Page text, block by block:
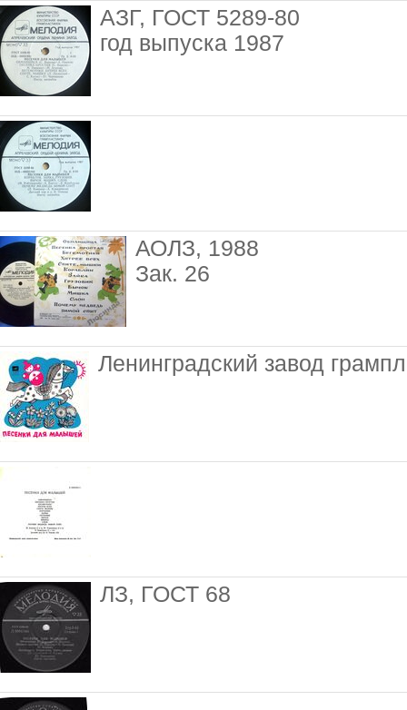
АЗГ, ГОСТ 5289-80
год выпуска 1987
АОЛЗ, 1988
Зак. 26
Ленинградский завод
ЛЗ, ГОСТ 68